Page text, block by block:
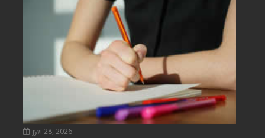
јул 28, 2026